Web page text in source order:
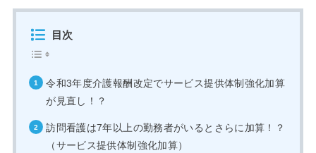
目次
令和3年度介護報酬改定でサービス提供体制強化加算
が見直し！？
訪問看護は7年以上の勤務者がいるとさらに加算！？
（サービス提供体制強化加算）